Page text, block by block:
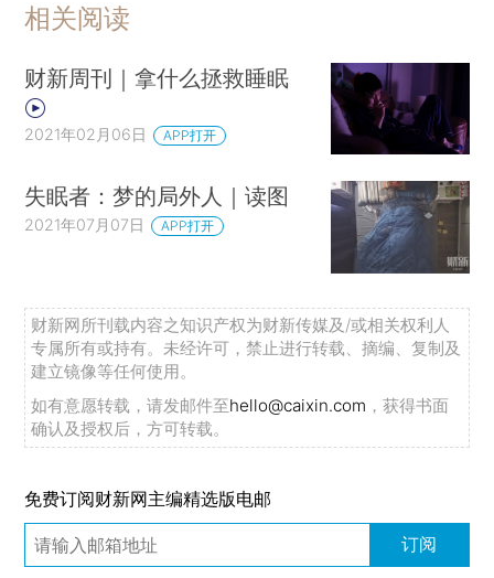
相关阅读
财新周刊｜拿什么拯救睡眠
2021年02月06日 APP打开
失眠者：梦的局外人｜读图
2021年07月07日 APP打开
财新网所刊载内容之知识产权为财新传媒及/或相关权利人
专属所有或持有。未经许可，禁止进行转载、摘编、复制及
建立镜像等任何使用。
如有意愿转载，请发邮件至hello@caixin.com ，获得书面
确认及授权后，方可转载。
免费订阅财新网主编精选版电邮
订阅